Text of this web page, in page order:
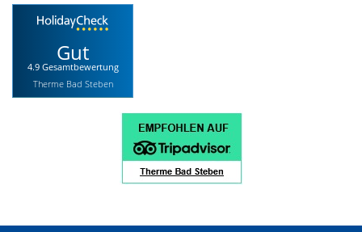
Gut
4.9 Gesamtbewertung
Therme Bad Steben